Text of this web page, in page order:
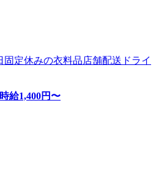
定休みの衣料品店舗配送ドライ
時給1,400円〜